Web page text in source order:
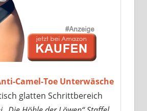
Camel-Toe Unterwäsche
glatten Schrittbereich